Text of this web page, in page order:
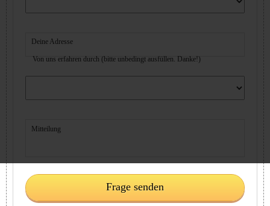
Deine Adresse
Von uns erfahren durch (bitte unbedingt ausfüllen. Danke!)
Mitteilung
Frage senden